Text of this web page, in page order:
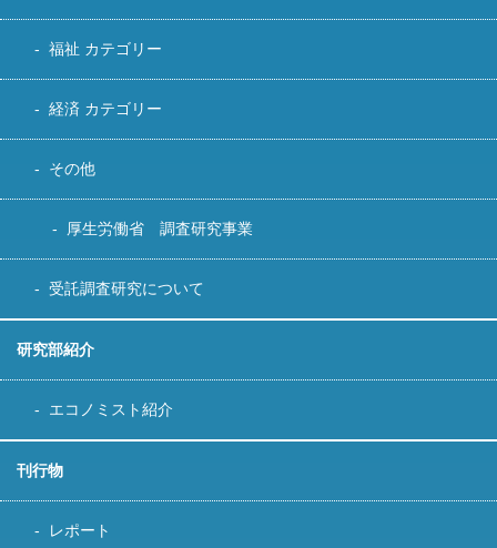
福祉 カテゴリー
経済 カテゴリー
その他
厚生労働省 調査研究事業
受託調査研究について
研究部紹介
エコノミスト紹介
刊行物
レポート